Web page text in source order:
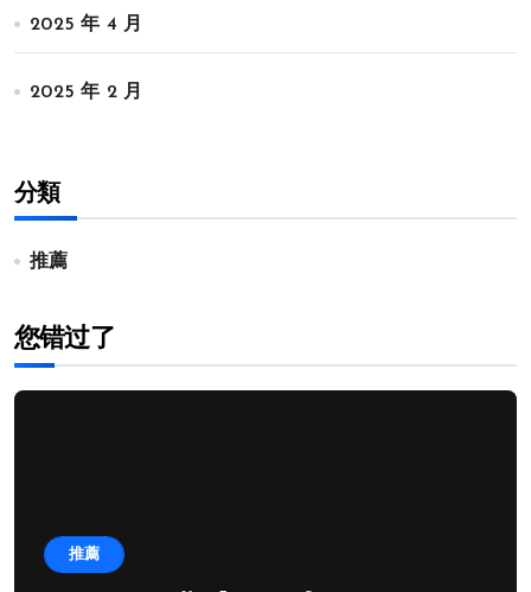
2025 年 4 月
2025 年 2 月
分類
推薦
您错过了
推薦